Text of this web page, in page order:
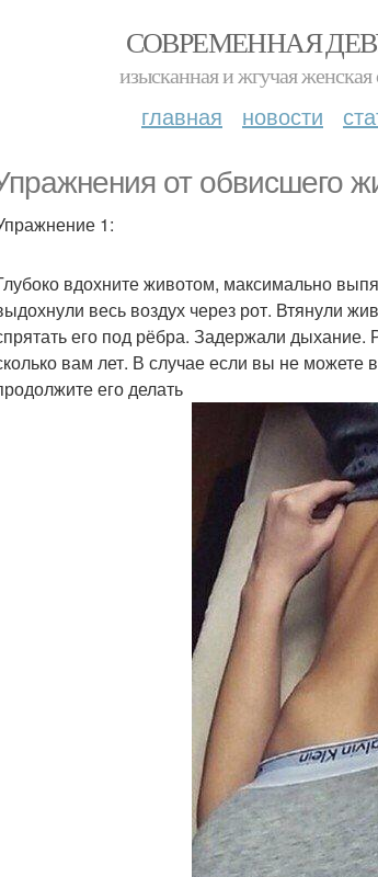
СОВРЕМЕННАЯ
изысканная и жгучая женская
главная новости
от обвисшего
1:
вдохните животом, максимально
весь воздух через рот. Втянули
его под рёбра. Задержали дыхание.
вам лет. В случае если вы не можете
его делать